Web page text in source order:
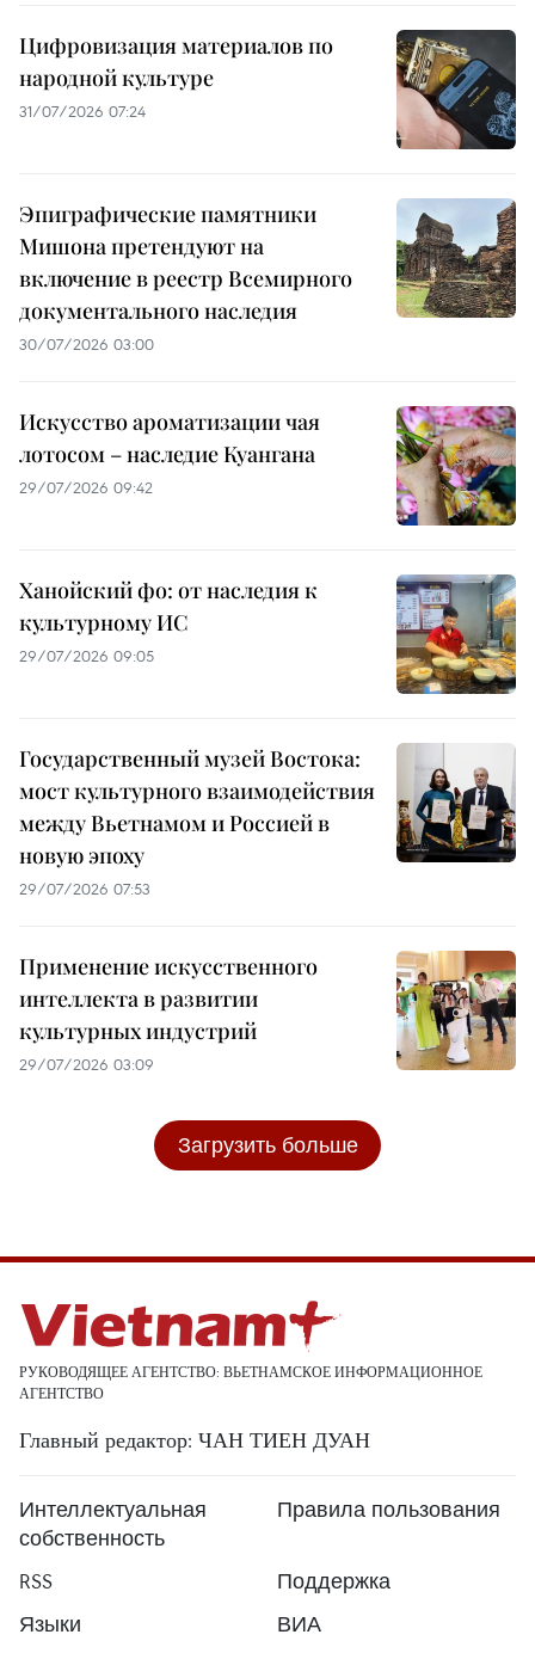
Цифровизация материалов по
народной культуре
31/07/2026 07:24
Эпиграфические памятники
Мишона претендуют на
включение в реестр Всемирного
документального наследия
30/07/2026 03:00
Искусство ароматизации чая
лотосом – наследие Куангана
29/07/2026 09:42
Ханойский фо: от наследия к
культурному ИС
29/07/2026 09:05
Государственный музей Востока:
мост культурного взаимодействия
между Вьетнамом и Россией в
новую эпоху
29/07/2026 07:53
Применение искусственного
интеллекта в развитии
культурных индустрий
29/07/2026 03:09
Загрузить больше
РУКОВОДЯЩЕЕ АГЕНТСТВО: ВЬЕТНАМСКОЕ ИНФОРМАЦИОННОЕ
АГЕНТСТВО
Главный редактор: ЧАН ТИЕН ДУАН
Интеллектуальная
собственность
Правила пользования
RSS
Поддержка
Языки
ВИА